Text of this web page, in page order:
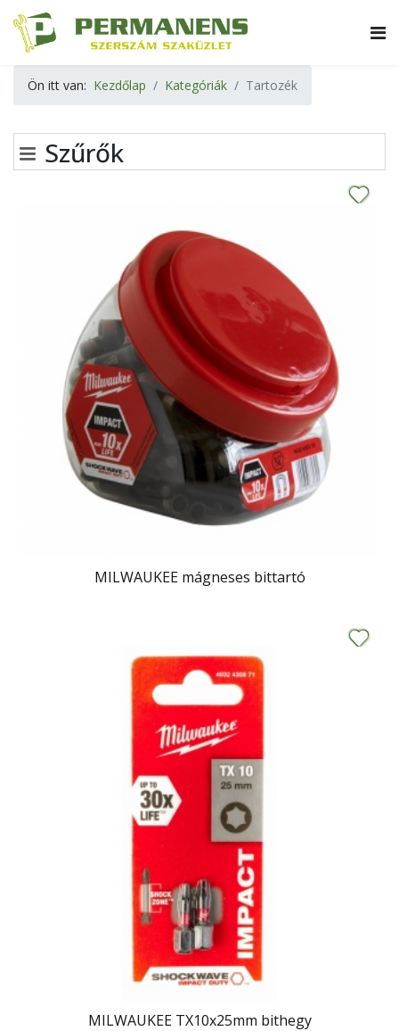
Ön itt van: Kezdőlap Kategóriák Tartozék
Szűrők
MILWAUKEE mágneses bittartó
MILWAUKEE TX10x25mm bithegy